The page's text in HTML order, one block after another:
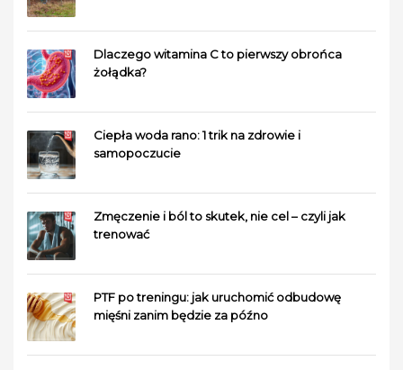
Dlaczego witamina C to pierwszy obrońca
żołądka?
Ciepła woda rano: 1 trik na zdrowie i
samopoczucie
Zmęczenie i ból to skutek, nie cel – czyli jak
trenować
PTF po treningu: jak uruchomić odbudowę
mięśni zanim będzie za późno